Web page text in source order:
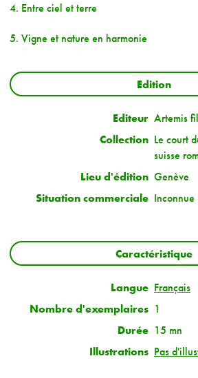
4. Entre ciel et terre
5. Vigne et nature en harmonie
Edition
Editeur Artemis
Collection Le court
suisse
Lieu d'édition Genève
Situation commerciale Inconnue
Caractéristique
Langue Français
Nombre d'exemplaires 1
Durée 15 mn
Illustrations Pas